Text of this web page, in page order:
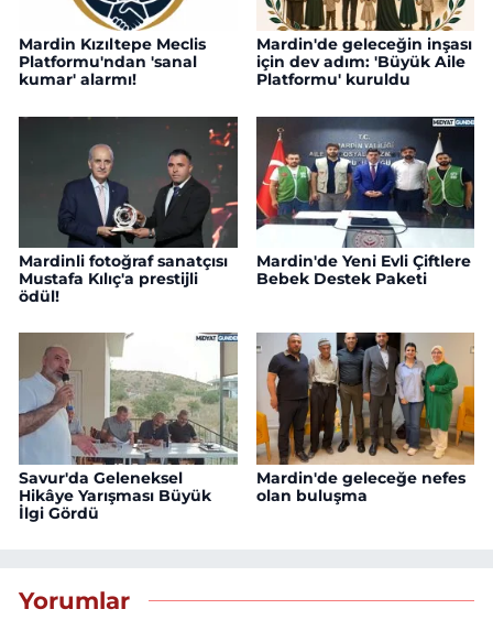
Mardin Kızıltepe Meclis
Platformu'ndan 'sanal
kumar' alarmı!
Mardin'de geleceğin inşası
için dev adım: 'Büyük Aile
Platformu' kuruldu
Mardinli fotoğraf sanatçısı
Mustafa Kılıç'a prestijli
ödül!
Mardin'de Yeni Evli Çiftlere
Bebek Destek Paketi
Savur'da Geleneksel
Hikâye Yarışması Büyük
İlgi Gördü
Mardin'de geleceğe nefes
olan buluşma
Yorumlar